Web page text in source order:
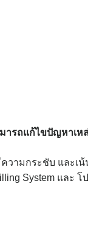
ารถแก้ไขปัญหาเห
วามกระชับ และเ
System และ โป